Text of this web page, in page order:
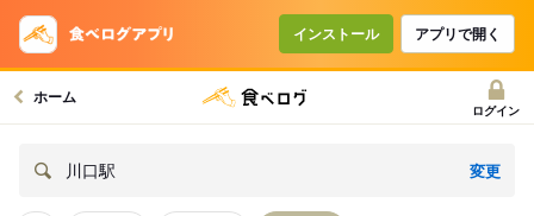
インストール アプリで開く
ホーム
ログイン
川口駅 変更